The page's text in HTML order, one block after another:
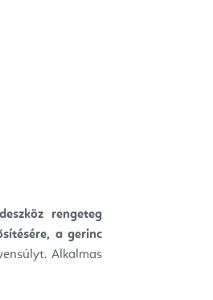
rengeteg
a gerinc
Alkalmas